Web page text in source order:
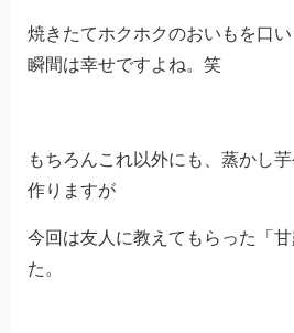
焼きたてホクホクのおいもを口
瞬間は幸せですよね。笑
もちろんこれ以外にも、蒸かし
作りますが
今回は友人に教えてもらった「
た。